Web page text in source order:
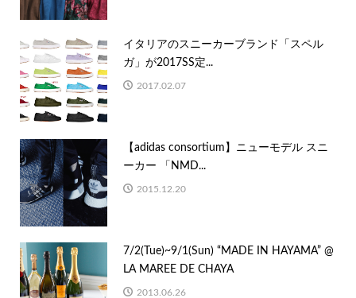
イタリアのスニーカーブランド「スペル
ガ」が2017SS定...
2017.02.07
【adidas consortium】ニューモデル スニ
ーカー 「NMD...
2015.12.20
7/2(Tue)~9/1(Sun) “MADE IN HAYAMA” @
LA MAREE DE CHAYA
2013.06.26